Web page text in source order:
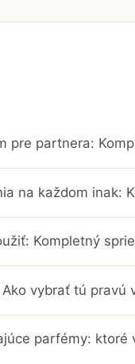
pre partnera:
na každom inak:
Kompletný
vybrať tú pravú
parfémy: ktoré